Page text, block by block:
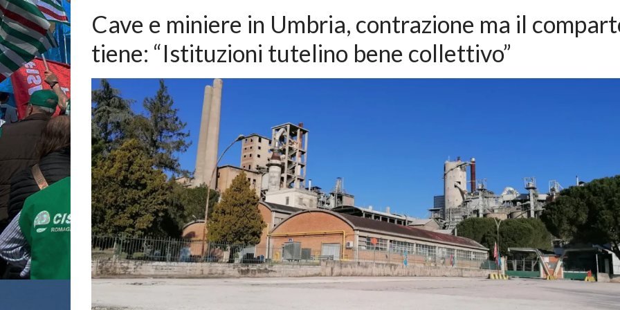
Cave e miniere in Umbria, contrazione ma il
tiene: “Istituzioni tutelino bene collettivo”